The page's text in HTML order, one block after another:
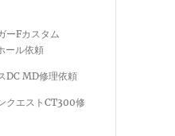
ーFカスタム
ール依頼
DC MD修理依頼
クエストCT300修